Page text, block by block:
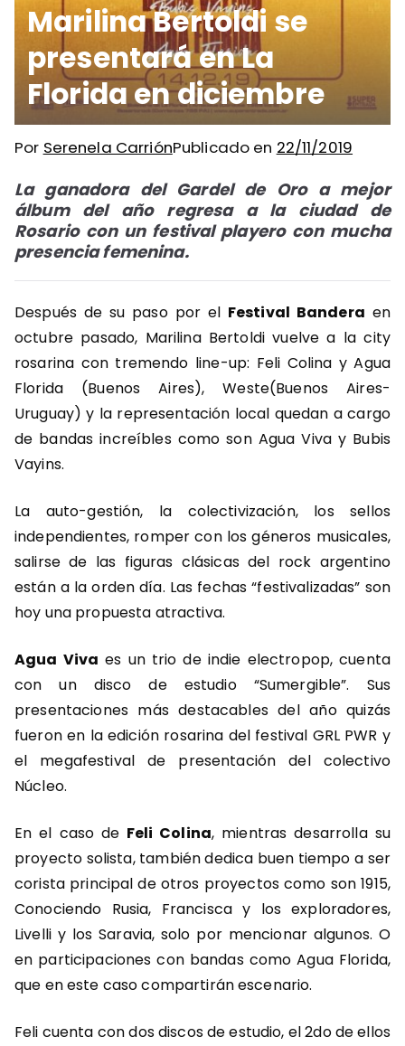
Marilina Bertoldi se
presentará en La
Florida en diciembre
Por Serenela CarriónPublicado en 22/11/2019
La ganadora del Gardel de Oro a mejor
álbum del año regresa a la ciudad de
Rosario con un festival playero con mucha
presencia femenina.
Después de su paso por el Festival Bandera en
octubre pasado, Marilina Bertoldi vuelve a la city
rosarina con tremendo line-up: Feli Colina y Agua
Florida (Buenos Aires), Weste(Buenos Aires-
Uruguay) y la representación local quedan a cargo
de bandas increíbles como son Agua Viva y Bubis
Vayins.
La auto-gestión, la colectivización, los sellos
independientes, romper con los géneros musicales,
salirse de las figuras clásicas del rock argentino
están a la orden día. Las fechas “festivalizadas” son
hoy una propuesta atractiva.
Agua Viva es un trio de indie electropop, cuenta
con un disco de estudio “Sumergible”. Sus
presentaciones más destacables del año quizás
fueron en la edición rosarina del festival GRL PWR y
el megafestival de presentación del colectivo
Núcleo.
En el caso de Feli Colina, mientras desarrolla su
proyecto solista, también dedica buen tiempo a ser
corista principal de otros proyectos como son 1915,
Conociendo Rusia, Francisca y los exploradores,
Livelli y los Saravia, solo por mencionar algunos. O
en participaciones con bandas como Agua Florida,
que en este caso compartirán escenario.
Feli cuenta con dos discos de estudio, el 2do de ellos